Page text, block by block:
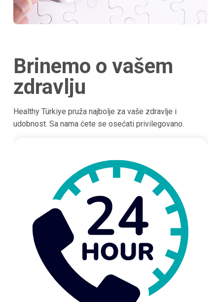
Brinemo o vašem
zdravlju
Healthy Türkiye pruža najbolje za vaše zdravlje i
udobnost. Sa nama ćete se osećati privilegovano.